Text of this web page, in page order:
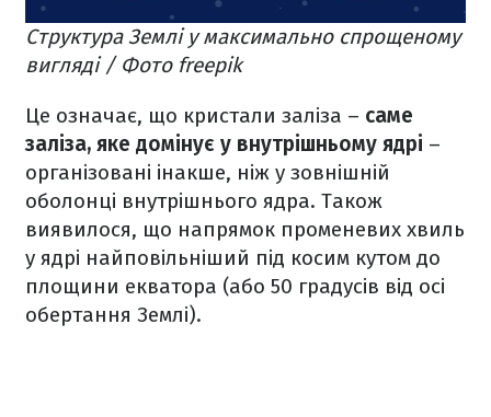
Структура Землі у максимально спрощеному
вигляді / Фото freepik
Це означає, що кристали заліза – саме
заліза, яке домінує у внутрішньому ядрі –
організовані інакше, ніж у зовнішній
оболонці внутрішнього ядра. Також
виявилося, що напрямок променевих хвиль
у ядрі найповільніший під косим кутом до
площини екватора (або 50 градусів від осі
обертання Землі).